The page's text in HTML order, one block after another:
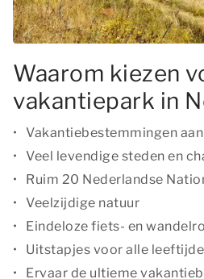
Waarom kiezen
vakantiepark in
Vakantiebestemmingen
Veel levendige steden en
Ruim 20 Nederlandse
Veelzijdige natuur
Eindeloze fiets- en
Uitstapjes voor alle
Ervaar de ultieme